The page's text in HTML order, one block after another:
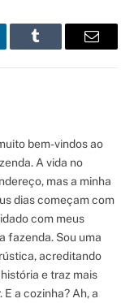
Tumblr Email
bem-vindos ao
A vida no
mas a minha
dias começam com
com meus
fazenda. Sou uma
acreditando
e traz mais
a cozinha? Ah, a